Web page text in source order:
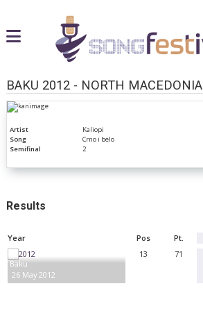
BAKU 2012 - NORTH MACEDONIA
Artist
Kaliopi
Song
Crno i belo
Semifinal
2
Results
Year Pos Pt.
Baku
26 May 2012
13 71